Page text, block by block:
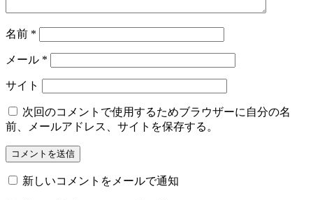
名前 *
メール *
サイト
次回のコメントで使用するためブラウザーに自分の名
前、メールアドレス、サイトを保存する。
新しいコメントをメールで通知